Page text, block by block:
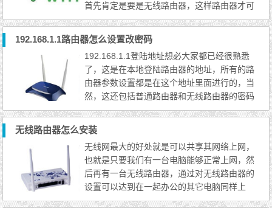
首先肯定是要是无线路由器，这样路由器才可
以设置无线网络。 路由器怎么设置无线网络
无线路由器怎么设置网络 第一步： 新购买的
路由器会有安装说明书的，说明书上面会标明
输入的ip地址。比如下图无线路由器就需要输
入192.168.1.253，这个有的输入的不一样。
无线路由器怎么...
192.168.1.1路由器怎么设置改密码
192.168.1.1登陆地址想必大家都已经很熟悉
了，这是在本地登陆路由器的地址，所有的路
由器参数设置都是在这个地址里面进行的，当
然，这还包括普通路由器和无线路由器的密码
都是在这个地址里面进行设置的，每个品牌的
路由器密码更改都是大同小异的，如果我们忘
记192.168.1.1的登陆密码，只需要初始化即
可。
无线路由器怎么安装
无线网最大的好处就是可以共享其网络上网，
也就是只要我们有一台电脑能够正常上网，然
后再有一台无线路由器，通过对无线路由器的
设置可以达到在一起办公的其它电脑同样上
网，这样就节省了我们的上网成本，尤其是对